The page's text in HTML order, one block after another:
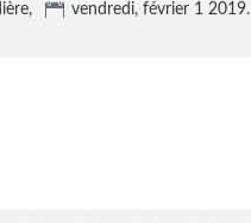
vendredi, février 1 2019.